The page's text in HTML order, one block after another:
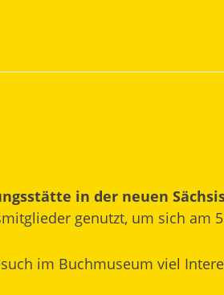
in der neuen
genutzt, um sich am
im Buchmuseum viel